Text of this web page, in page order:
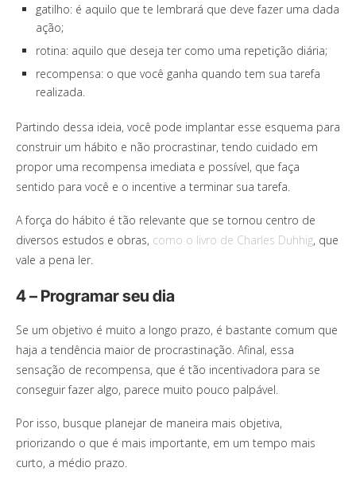
gatilho: é aquilo que te lembrará que deve fazer uma dada
ação;
rotina: aquilo que deseja ter como uma repetição diária;
recompensa: o que você ganha quando tem sua tarefa
realizada.
Partindo dessa ideia, você pode implantar esse esquema para
construir um hábito e não procrastinar, tendo cuidado em
propor uma recompensa imediata e possível, que faça
sentido para você e o incentive a terminar sua tarefa.
A força do hábito é tão relevante que se tornou centro de
diversos estudos e obras, como o livro de Charles Duhhig, que
vale a pena ler.
4 – Programar seu dia
Se um objetivo é muito a longo prazo, é bastante comum que
haja a tendência maior de procrastinação. Afinal, essa
sensação de recompensa, que é tão incentivadora para se
conseguir fazer algo, parece muito pouco palpável.
Por isso, busque planejar de maneira mais objetiva,
priorizando o que é mais importante, em um tempo mais
curto, a médio prazo.